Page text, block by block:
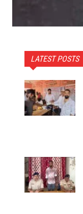
LATEST POSTS